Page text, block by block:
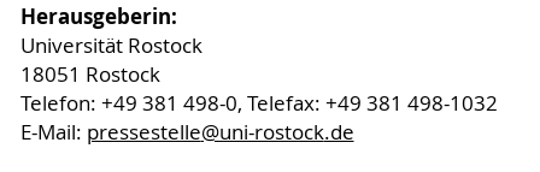
Herausgeberin:
Universität Rostock
18051 Rostock
Telefon: +49 381 498-0, Telefax: +49 381 498-1032
E-Mail: pressestelle@uni-rostock.de